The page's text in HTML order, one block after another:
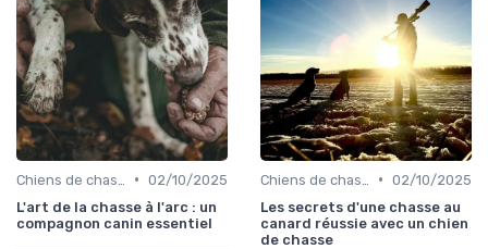
• 02/10/2025
L'art de la chasse à l'arc : un
compagnon canin essentiel
• 02/10/2025
Les secrets d'une chasse au
canard réussie avec un chien
de chasse